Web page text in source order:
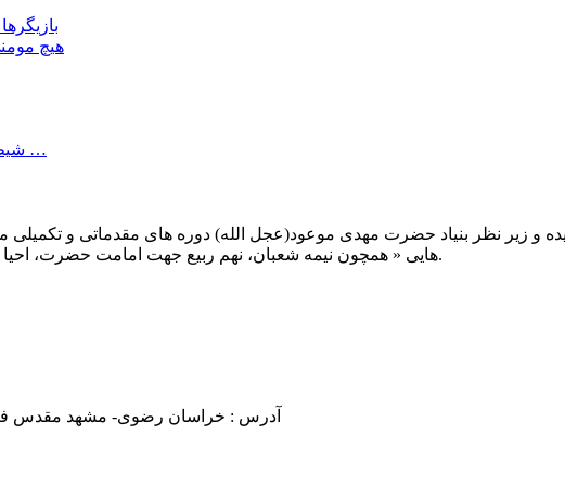
هیچ
شیطان در ملاقات خود با حضرت يحيى عرض كرد …
عدالت ( مشهد مقدس ) در سال ۱۳۹۲ تاسیس گردیده و زیر نظر بنیاد حضرت مهدی موعود(عجل الله) دوره های
هایی « همچون نیمه شعبان، نهم ربیع جهت امامت حضرت، احیا و شب زنده داری مهدوی» توفیق خدمت داشته است.
آدرس : خراسان رضوی- مشهد مقدس فرامرز عباسی 5- انتهای